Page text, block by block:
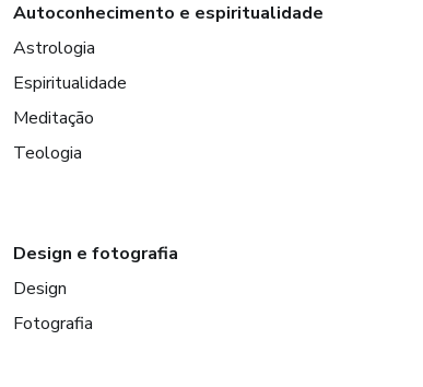
Autoconhecimento e espiritualidade
Astrologia
Espiritualidade
Meditação
Teologia
Design e fotografia
Design
Fotografia